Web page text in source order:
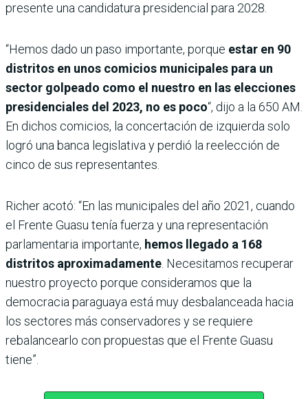
presente una candidatura presidencial para 2028.
“Hemos dado un paso importante, porque estar en 90
distritos en unos comicios municipales para un
sector golpeado como el nuestro en las elecciones
presidenciales del 2023, no es poco“, dijo a la 650 AM.
En dichos comicios, la concertación de izquierda solo
logró una banca legislativa y perdió la reelección de
cinco de sus representantes.
Richer acotó: “En las municipales del año 2021, cuando
el Frente Guasu tenía fuerza y una representación
parlamentaria importante, hemos llegado a 168
distritos aproximadamente. Necesitamos recuperar
nuestro proyecto porque consideramos que la
democracia paraguaya está muy desbalanceada hacia
los sectores más conservadores y se requiere
rebalancearlo con propuestas que el Frente Guasu
tiene”.